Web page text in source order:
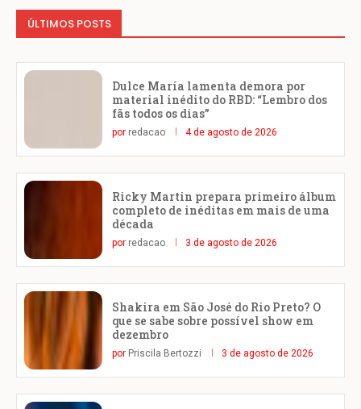
ÚLTIMOS POSTS
Dulce María lamenta demora por
material inédito do RBD: “Lembro dos
fãs todos os dias”
por redacao 4 de agosto de 2026
Ricky Martin prepara primeiro álbum
completo de inéditas em mais de uma
década
por redacao 3 de agosto de 2026
Shakira em São José do Rio Preto? O
que se sabe sobre possível show em
dezembro
por Priscila Bertozzi 3 de agosto de 2026